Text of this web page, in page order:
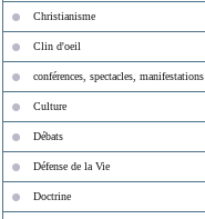
Christianisme
Clin d'oeil
conférences, spectacles, manifestations
Culture
Débats
Défense de la Vie
Doctrine